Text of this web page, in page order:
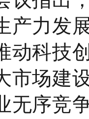
产力发
动科技
市场建
无序竞